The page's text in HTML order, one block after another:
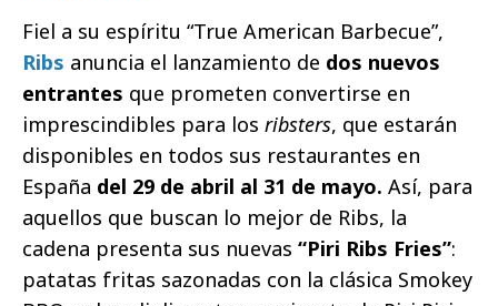
Fiel a su espíritu “True American Barbecue”,
Ribs anuncia el lanzamiento de dos nuevos
entrantes que prometen convertirse en
imprescindibles para los ribsters, que estarán
disponibles en todos sus restaurantes en
España del 29 de abril al 31 de mayo. Así, para
aquellos que buscan lo mejor de Ribs, la
cadena presenta sus nuevas “Piri Ribs Fries”:
patatas fritas sazonadas con la clásica Smokey